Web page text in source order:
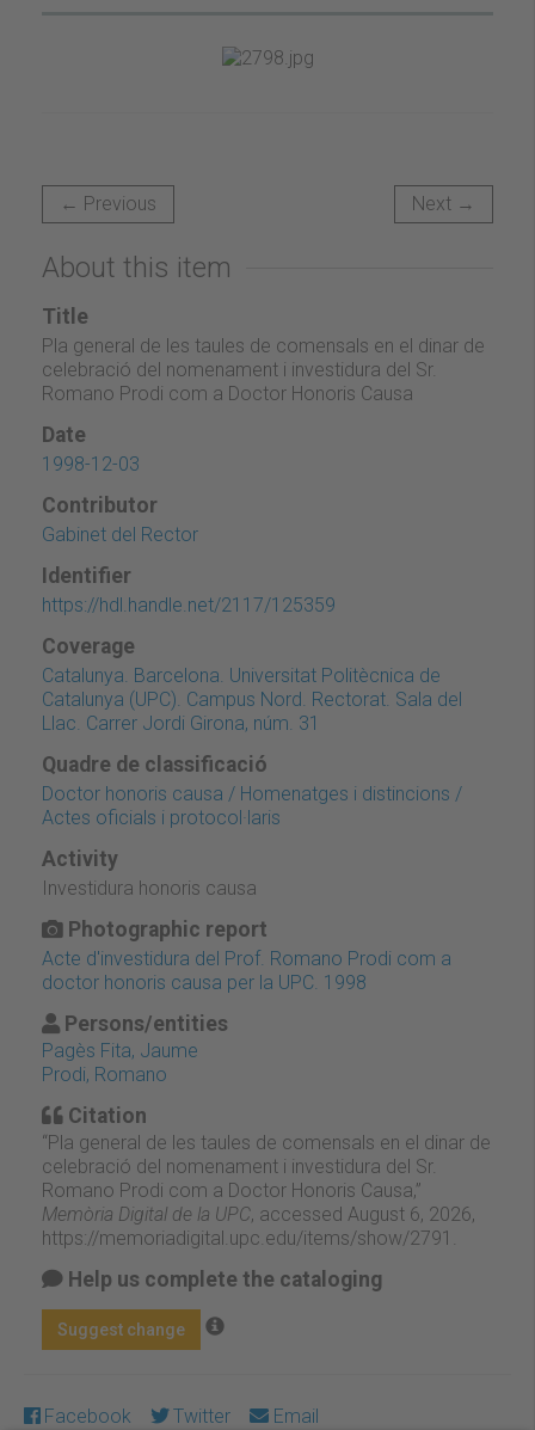
← Previous Next →
About this item
Title
Pla general de les taules de comensals en el dinar de
celebració del nomenament i investidura del Sr.
Romano Prodi com a Doctor Honoris Causa
Date
1998-12-03
Contributor
Gabinet del Rector
Identifier
https://hdl.handle.net/2117/125359
Coverage
Catalunya. Barcelona. Universitat Politècnica de
Catalunya (UPC). Campus Nord. Rectorat. Sala del
Llac. Carrer Jordi Girona, núm. 31
Quadre de classificació
Doctor honoris causa / Homenatges i distincions /
Actes oficials i protocol·laris
Activity
Investidura honoris causa
Photographic report
Acte d'investidura del Prof. Romano Prodi com a
doctor honoris causa per la UPC. 1998
Persons/entities
Pagès Fita, Jaume
Prodi, Romano
Citation
“Pla general de les taules de comensals en el dinar de
celebració del nomenament i investidura del Sr.
Romano Prodi com a Doctor Honoris Causa,”
Memòria Digital de la UPC, accessed August 6, 2026,
https://memoriadigital.upc.edu/items/show/2791
Help us complete the cataloging
Suggest change
Facebook Twitter Email